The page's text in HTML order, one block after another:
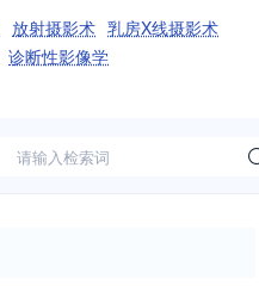
放射摄影术 乳房X线摄影术
诊断性影像学